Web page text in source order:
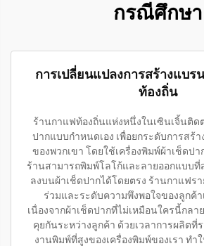
กรณีศึกษา
การเปลี่ยนแปลงการสร้างแบร
ท้องถิ่น
ร้านกาแฟท้องถิ่นแห่งหนึ่งในเซินเจิ้นติด
ปากแบบกำหนดเอง เพื่อยกระดับการสร้
ของพวกเขา โดยใช้เครื่องพิมพ์ผ้าเช็ดปา
ร้านสามารถพิมพ์โลโก้และลายออกแบบที่
ลงบนผ้าเช็ดปากได้โดยตรง ร้านกาแฟร
ร่วมและระดับความพึงพอใจของลูกค้
เนื่องจากผ้าเช็ดปากที่ไม่เหมือนใครนี้กล
คุยกันระหว่างลูกค้า ด้วยเวลาการผลิตที่
งานพิมพ์ที่สูงของเครื่องพิมพ์ของเรา ทำ